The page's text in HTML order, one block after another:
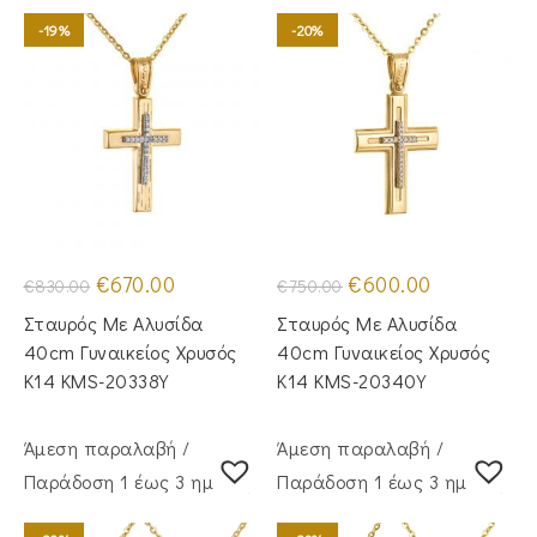
-19%
€830.00 Original
price
was:
€830.00.
€670.00
τιμή
είναι:
€670.00.
Σταυρός Με Αλυσίδα
40cm Γυναικείος Χρυσός
Κ14 KMS-20338Y
-20%
€750.00 Original
price
was:
€750.00.
€600.00
τιμή
είναι:
€600.00.
Σταυρός Με Αλυσίδα
40cm Γυναικείος Χρυσός
Κ14 KMS-20340Y
Άμεση παραλαβή /
Παράδoση 1 έως 3 ημέρες
Άμεση παραλαβή /
Παράδoση 1 έως 3 ημέρες